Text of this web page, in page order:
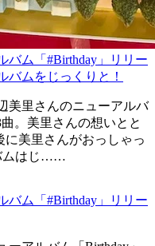
バム「#Birthday」リリー
ムをじっくりと！
美里さんのニューアルバ
。美里さんの想いとと
に美里さんがおっしゃっ
ムはじ……
バム「#Birthday」リリー